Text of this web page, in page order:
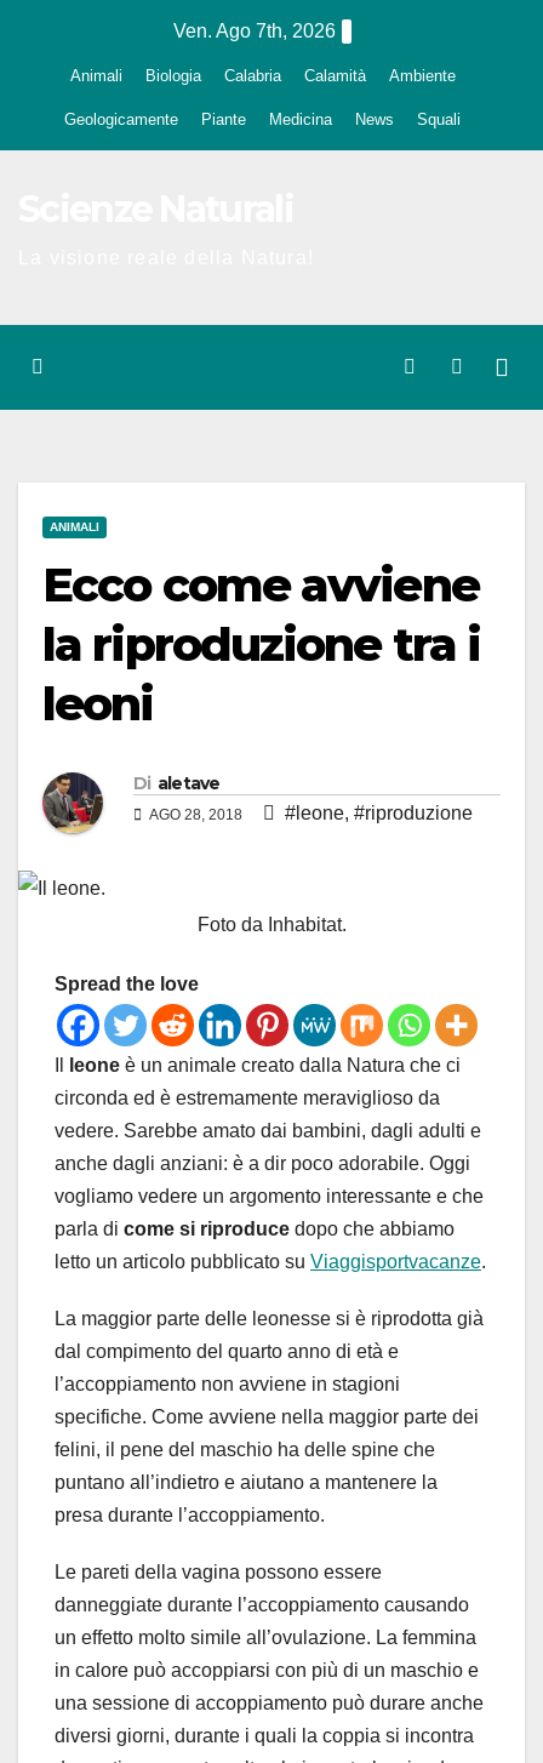
Ven. Ago 7th, 2026
Animali Biologia Calabria Calamità Ambiente
Geologicamente Piante Medicina News Squali
ANIMALI
Ecco come avviene
la riproduzione tra i
leoni
Di aletave
AGO 28, 2018 #leone, #riproduzione
Foto da Inhabitat.
Spread the love
leone è un animale creato dalla Natura che ci
circonda ed è estremamente meraviglioso da
vedere. Sarebbe amato dai bambini, dagli adulti e
anche dagli anziani: è a dir poco adorabile. Oggi
vogliamo vedere un argomento interessante e che
parla di come si riproduce dopo che abbiamo
letto un articolo pubblicato su Viaggisportvacanze.
La maggior parte delle leonesse si è riprodotta già
dal compimento del quarto anno di età e
l’accoppiamento non avviene in stagioni
specifiche. Come avviene nella maggior parte dei
felini, il pene del maschio ha delle spine che
puntano all’indietro e aiutano a mantenere la
presa durante l’accoppiamento.
Le pareti della vagina possono essere
danneggiate durante l’accoppiamento causando
un effetto molto simile all’ovulazione. La femmina
in calore può accoppiarsi con più di un maschio e
una sessione di accoppiamento può durare anche
diversi giorni, durante i quali la coppia si incontra